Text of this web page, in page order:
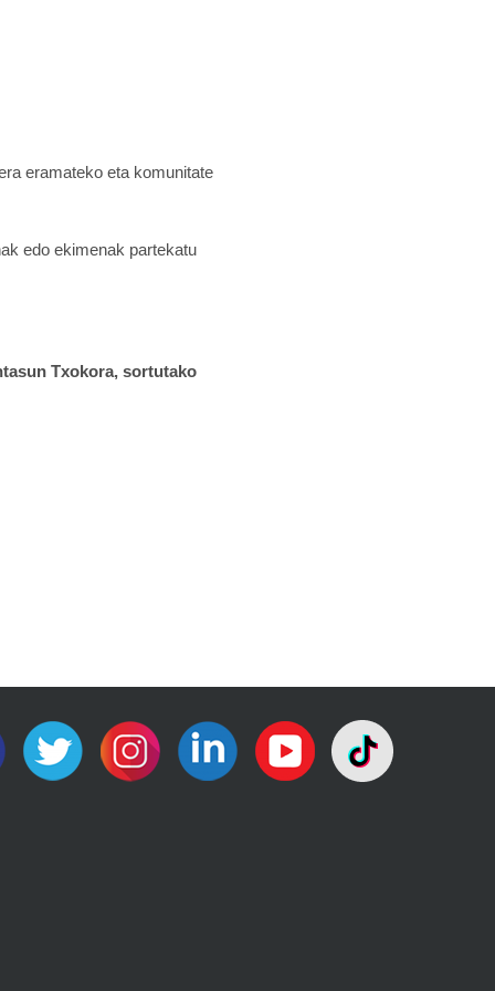
eramateko eta komunitate
edo ekimenak partekatu
Txokora, sortutako